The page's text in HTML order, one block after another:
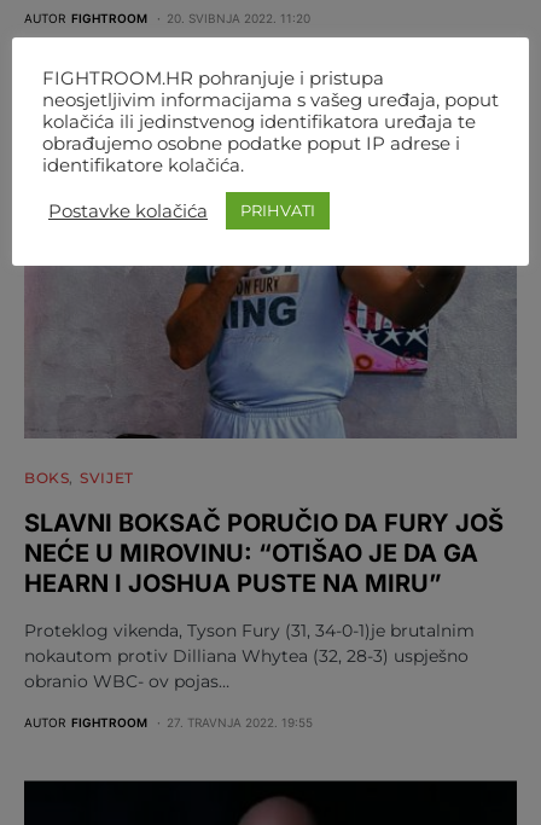
AUTOR FIGHTROOM 20. SVIBNJA 2022. 11:20
BOKS SVIJET
SLAVNI BOKSAČ PORUČIO DA FURY JOŠ
NEĆE U MIROVINU: “OTIŠAO JE DA GA
HEARN I JOSHUA PUSTE NA MIRU”
Proteklog vikenda, Tyson Fury (31, 34-0-1)je brutalnim
nokautom protiv Dilliana Whytea (32, 28-3) uspješno
obranio WBC- ov pojas…
AUTOR FIGHTROOM 27. TRAVNJA 2022. 19:55
FIGHTROOM.HR pohranjuje i pristupa
neosjetljivim informacijama s vašeg uređaja, poput
kolačića ili jedinstvenog identifikatora uređaja te
obrađujemo osobne podatke poput IP adrese i
identifikatore kolačića.
Postavke kolačića PRIHVATI